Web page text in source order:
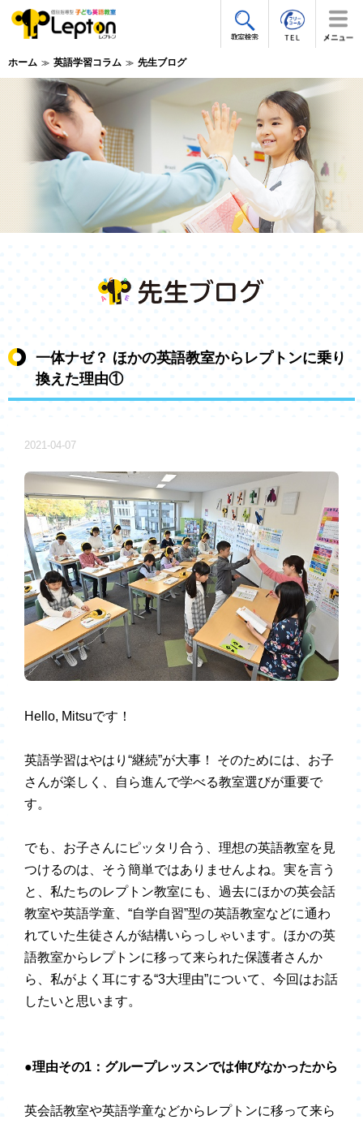
ホーム 英語学習コラム 先生ブログ
一体ナゼ？ ほかの英語教室からレプトンに乗り
換えた理由①
2021-04-07
Hello, Mitsuです！
英語学習はやはり“継続”が大事！ そのためには、お子
さんが楽しく、自ら進んで学べる教室選びが重要で
す。
でも、お子さんにピッタリ合う、理想の英語教室を見
つけるのは、そう簡単ではありませんよね。実を言う
と、私たちのレプトン教室にも、過去にほかの英会話
教室や英語学童、“自学自習”型の英語教室などに通わ
れていた生徒さんが結構いらっしゃいます。ほかの英
語教室からレプトンに移って来られた保護者さんか
ら、私がよく耳にする“3大理由”について、今回はお話
したいと思います。
●理由その1：グループレッスンでは伸びなかったから
英会話教室や英語学童などからレプトンに移って来ら